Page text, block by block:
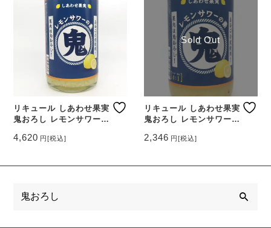
リキュール しあわせ果実
鬼おろし レモンサワーの
のさくら】
4,620 円[税込]
Sold Out
リキュール しあわせ果実
鬼おろし レモンサワーの
さくら】
2,346 円[税込]